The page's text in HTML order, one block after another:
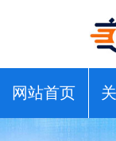
网站首页